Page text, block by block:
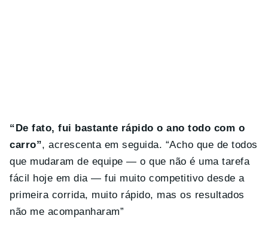
“De fato, fui bastante rápido o ano todo com o
carro”, acrescenta em seguida. “Acho que de todos
que mudaram de equipe — o que não é uma tarefa
fácil hoje em dia — fui muito competitivo desde a
primeira corrida, muito rápido, mas os resultados
não me acompanharam”